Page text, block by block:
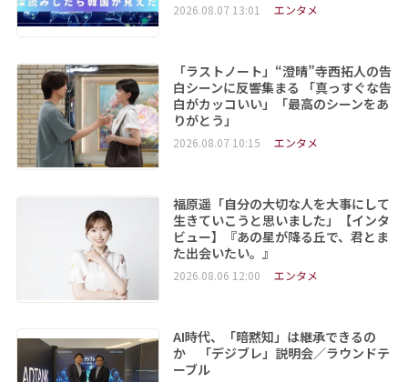
2026.08.07 13:01 エンタメ
「ラストノート」“澄晴”寺西拓人の告
白シーンに反響集まる 「真っすぐな告
白がカッコいい」「最高のシーンをあ
りがとう」
2026.08.07 10:15 エンタメ
福原遥「自分の大切な人を大事にして
生きていこうと思いました」【インタ
ビュー】『あの星が降る丘で、君とま
た出会いたい。』
2026.08.06 12:00 エンタメ
AI時代、「暗黙知」は継承できるの
か 「デジブレ」説明会／ラウンドテ
ーブル